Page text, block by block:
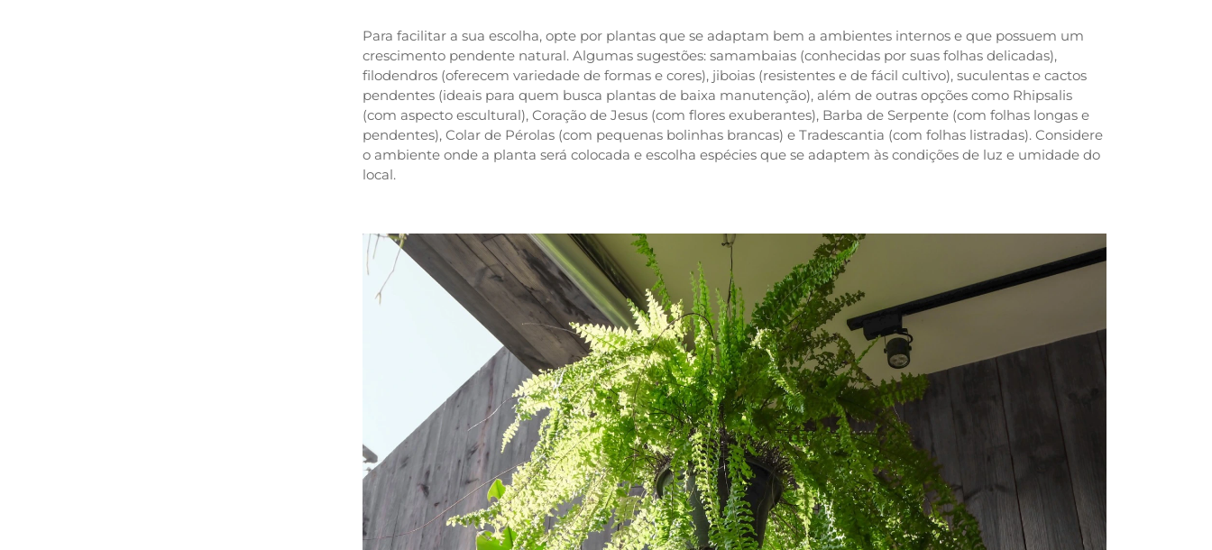
Para facilitar a sua escolha, opte por plantas que se adaptam bem a ambientes internos e que possuem um
crescimento pendente natural. Algumas sugestões: samambaias (conhecidas por suas folhas delicadas),
filodendros (oferecem variedade de formas e cores), jiboias (resistentes e de fácil cultivo), suculentas e cactos
pendentes (ideais para quem busca plantas de baixa manutenção), além de outras opções como Rhipsalis
(com aspecto escultural), Coração de Jesus (com flores exuberantes), Barba de Serpente (com folhas longas e
pendentes), Colar de Pérolas (com pequenas bolinhas brancas) e Tradescantia (com folhas listradas). Considere
o ambiente onde a planta será colocada e escolha espécies que se adaptem às condições de luz e umidade do
local.